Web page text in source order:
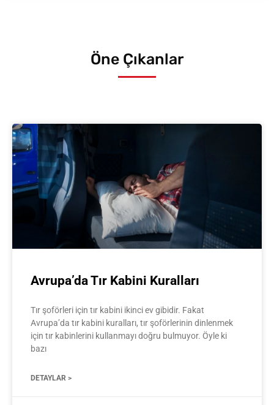
Öne Çıkanlar
Avrupa’da Tır Kabini Kuralları
Tır şoförleri için tır kabini ikinci ev gibidir. Fakat
Avrupa’da tır kabini kuralları, tır şoförlerinin dinlenmek
için tır kabinlerini kullanmayı doğru bulmuyor. Öyle ki
bazı
DETAYLAR >